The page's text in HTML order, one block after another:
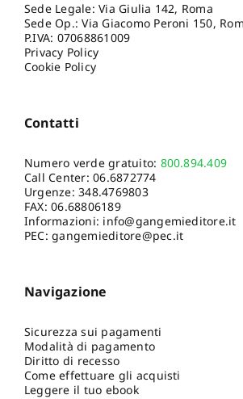
Sede Legale: Via Giulia 142, Roma
Sede Op.: Via Giacomo Peroni 150,
P.IVA: 07068861009
Privacy Policy
Cookie Policy
Contatti
Numero verde gratuito: 800.894.409
Call Center:06.6872774
Urgenze:348.4769803
FAX: 06.68806189
Informazioni: info@gangemieditore.it
PEC: gangemieditore@pec.it
Navigazione
Sicurezza sui pagamenti
Modalità di pagamento
Diritto di recesso
Come effettuare gli acquisti
Leggere il tuo ebook